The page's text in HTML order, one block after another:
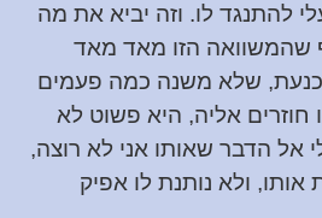
להתנגד לו. וזה יביא את מה
שהמשוואה הזו מאד מאד
שלא משנה כמה פעמים
חוזרים אליה, היא פשוט לא
אל הדבר שאותו אני לא רוצה,
ולא נותנת לו אפיק